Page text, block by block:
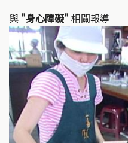
k
與 "身心障礙" 相關報導